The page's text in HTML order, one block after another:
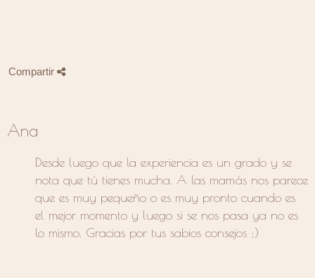
Compartir
Ana
Desde luego que la experiencia es un grado y se
nota que tú tienes mucha. A las mamás nos parece
que es muy pequeño o es muy pronto cuando es
el mejor momento y luego si se nos pasa ya no es
lo mismo. Gracias por tus sabios consejos ;)